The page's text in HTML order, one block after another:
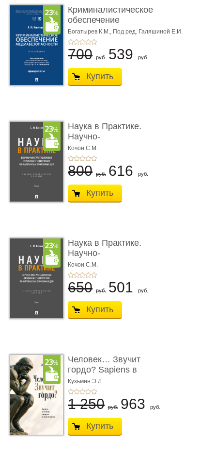
Криминалистическое
обеспечение
медиабезопас� ...
Богатырев К.М., Под ред. Галяшиной Е.И.
700 руб. 539 руб.
Купить
Наука в Практике.
Научно-
консультационные (пра
...
Кочои С.М.
800 руб. 616 руб.
Купить
Наука в Практике.
Научно-
консультационные (пра
...
Кочои С.М.
650 руб. 501 руб.
Купить
Человек… Звучит
гордо? Sapiens в
тенётах социума � ...
Кузьмин Э.Л.
1 250 руб. 963 руб.
Купить